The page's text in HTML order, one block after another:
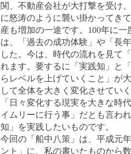
関、不動産会社が大打撃を受け
に怒涛のように襲い掛かってき
産も増加の一途です。100年に
は、「過去の成功体験」や「長
した。今は、時代の流れを見て
れます。要するに「実践知」と
らレベルを上げていくこと」が
して全体を大きく変化させてい
「日々変化する現実を大きな時
イムリーに行う事」だとも言わ
知」を実践したいものです。
今回の「船中八策」は、平成元
ント」に、私の書いたものから